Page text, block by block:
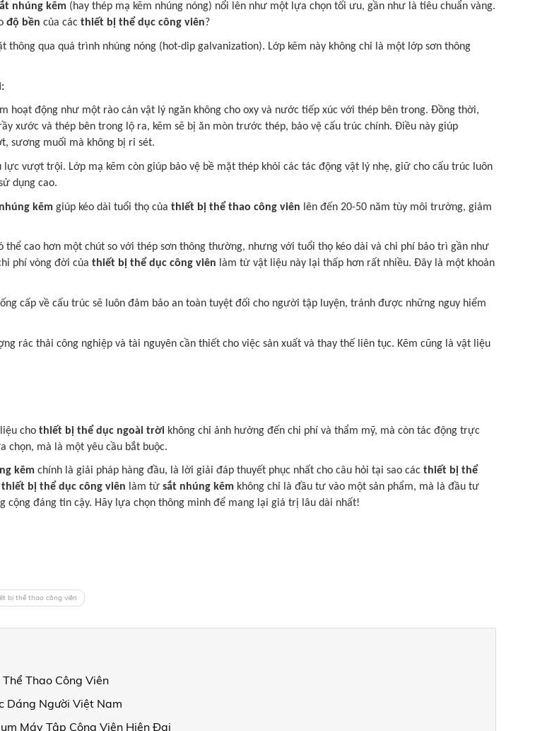
nhúng kẽm (hay thép mạ kẽm nhúng nóng) nổi lên như một lựa chọn tối ưu, gần như là tiêu chuẩn vàng.
độ bền của các thiết bị thể dục công viên?
thông qua quá trình nhúng nóng (hot-dip galvanization). Lớp kẽm này không chỉ là một lớp sơn thông
hoạt động như một rào cản vật lý ngăn không cho oxy và nước tiếp xúc với thép bên trong. Đồng thời,
xước và thép bên trong lộ ra, kẽm sẽ bị ăn mòn trước thép, bảo vệ cấu trúc chính. Điều này giúp
sương muối mà không bị rỉ sét.
vượt trội. Lớp mạ kẽm còn giúp bảo vệ bề mặt thép khỏi các tác động vật lý nhẹ, giữ cho cấu trúc luôn
dụng cao.
kẽm giúp kéo dài tuổi thọ của thiết bị thể thao công viên lên đến 20-50 năm tùy môi trường, giảm
thể cao hơn một chút so với thép sơn thông thường, nhưng với tuổi thọ kéo dài và chi phí bảo trì gần như
phí vòng đời của thiết bị thể dục công viên làm từ vật liệu này lại thấp hơn rất nhiều. Đây là một khoản
cấp về cấu trúc sẽ luôn đảm bảo an toàn tuyệt đối cho người tập luyện, tránh được những nguy hiểm
rác thải công nghiệp và tài nguyên cần thiết cho việc sản xuất và thay thế liên tục. Kẽm cũng là vật liệu
cho thiết bị thể dục ngoài trời không chỉ ảnh hưởng đến chi phí và thẩm mỹ, mà còn tác động trực
chọn, mà là một yêu cầu bắt buộc.
kẽm chính là giải pháp hàng đầu, là lời giải đáp thuyết phục nhất cho câu hỏi tại sao các thiết bị thể
thiết bị thể dục công viên làm từ sắt nhúng kẽm không chỉ là đầu tư vào một sản phẩm, mà là đầu tư
đáng tin cậy. Hãy lựa chọn thông minh để mang lại giá trị lâu dài nhất!
bị thể thao công viên
Thao Công Viên
Dáng Người Việt Nam
Máy Tập Công Viên Hiện Đại